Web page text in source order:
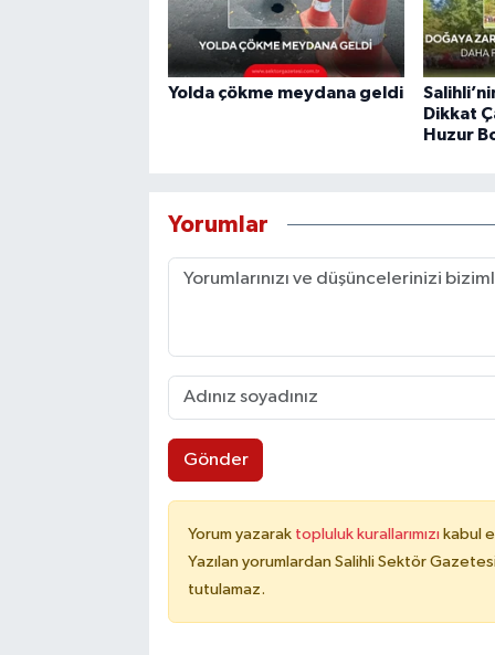
Yolda çökme meydana geldi
Dikkat
Huzur
Yorumlar
Gönder
Yorum yazarak topluluk kurallarımızı kabul
Yazılan yorumlardan Salihli Sektör
tutulamaz.